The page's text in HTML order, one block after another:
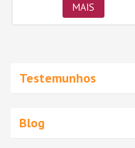
MAIS
Testemunhos
Blog